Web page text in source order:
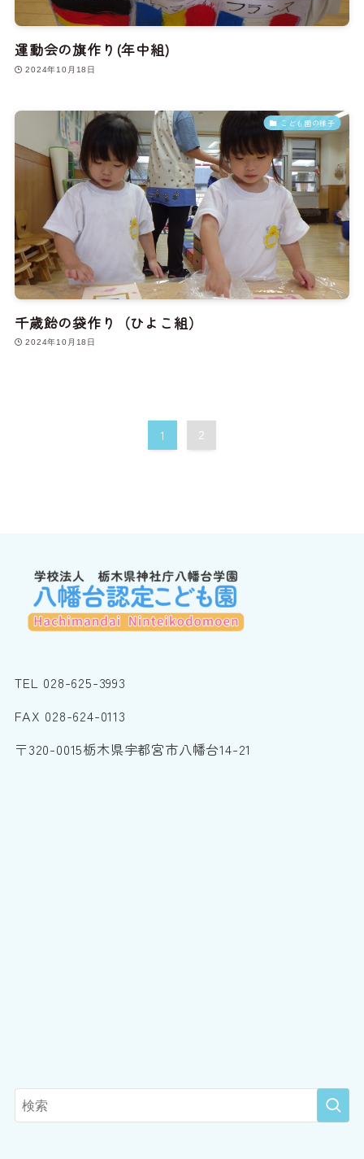
運動会の旗作り(年中組)
2024年10月18日
こども園の様子
千歳飴の袋作り（ひよこ組）
2024年10月18日
1 2
TEL 028-625-3993
FAX 028-624-0113
〒320-0015栃木県宇都宮市八幡台14-21